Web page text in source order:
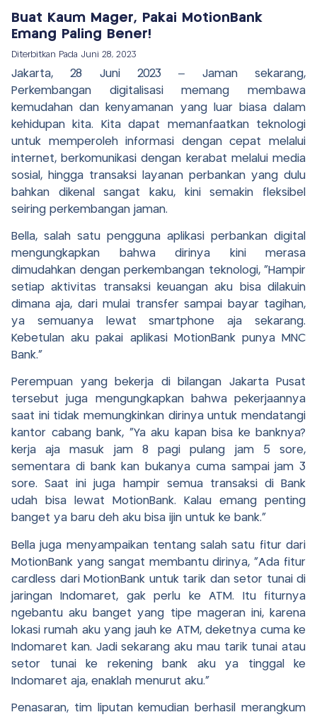
Buat Kaum Mager, Pakai MotionBank
Emang Paling Bener!
Diterbitkan Pada Juni 28, 2023
Jakarta, 28 Juni 2023 – Jaman sekarang,
Perkembangan digitalisasi memang membawa
kemudahan dan kenyamanan yang luar biasa dalam
kehidupan kita. Kita dapat memanfaatkan teknologi
untuk memperoleh informasi dengan cepat melalui
internet, berkomunikasi dengan kerabat melalui media
sosial, hingga transaksi layanan perbankan yang dulu
bahkan dikenal sangat kaku, kini semakin fleksibel
seiring perkembangan jaman.
Bella, salah satu pengguna aplikasi perbankan digital
mengungkapkan bahwa dirinya kini merasa
dimudahkan dengan perkembangan teknologi, “Hampir
setiap aktivitas transaksi keuangan aku bisa dilakuin
dimana aja, dari mulai transfer sampai bayar tagihan,
ya semuanya lewat smartphone aja sekarang.
Kebetulan aku pakai aplikasi MotionBank punya MNC
Bank.”
Perempuan yang bekerja di bilangan Jakarta Pusat
tersebut juga mengungkapkan bahwa pekerjaannya
saat ini tidak memungkinkan dirinya untuk mendatangi
kantor cabang bank, “Ya aku kapan bisa ke banknya?
kerja aja masuk jam 8 pagi pulang jam 5 sore,
sementara di bank kan bukanya cuma sampai jam 3
sore. Saat ini juga hampir semua transaksi di Bank
udah bisa lewat MotionBank. Kalau emang penting
banget ya baru deh aku bisa ijin untuk ke bank.”
Bella juga menyampaikan tentang salah satu fitur dari
MotionBank yang sangat membantu dirinya, “Ada fitur
cardless dari MotionBank untuk tarik dan setor tunai di
jaringan Indomaret, gak perlu ke ATM. Itu fiturnya
ngebantu aku banget yang tipe mageran ini, karena
lokasi rumah aku yang jauh ke ATM, deketnya cuma ke
Indomaret kan. Jadi sekarang aku mau tarik tunai atau
setor tunai ke rekening bank aku ya tinggal ke
Indomaret aja, enaklah menurut aku.”
Penasaran, tim liputan kemudian berhasil merangkum